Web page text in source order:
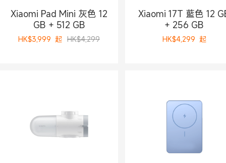
Xiaomi Pad Mini 灰色 12
GB + 512 GB
HK$3,999 起 HK$4,299
Xiaomi 17T 藍色 12
+ 256 GB
HK$4,299 起